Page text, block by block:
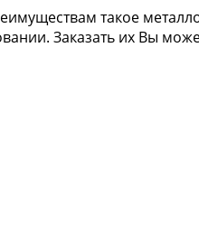
такое
Заказать их Вы